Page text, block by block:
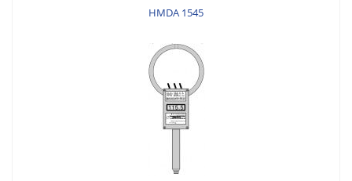
HMDA 1545